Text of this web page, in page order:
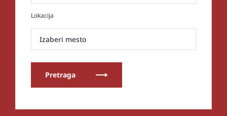
Lokacija
Izaberi mesto
Pretraga